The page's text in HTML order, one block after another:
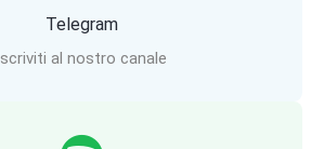
Telegram
Iscriviti al nostro canale